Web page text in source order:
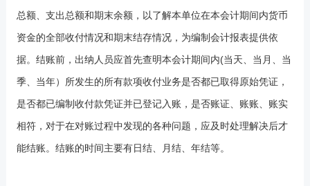
总额、支出总额和期末余额，以了解本单位在本会计期间内货币
资金的全部收付情况和期末结存情况，为编制会计报表提供依
据。结账前，出纳人员应首先查明本会计期间内(当天、当月、当
季、当年）所发生的所有款项收付业务是否都已取得原始凭证，
是否都已编制收付款凭证并已登记入账，是否账证、账账、账实
相符，对于在对账过程中发现的各种问题，应及时处理解决后才
能结账。结账的时间主要有日结、月结、年结等。